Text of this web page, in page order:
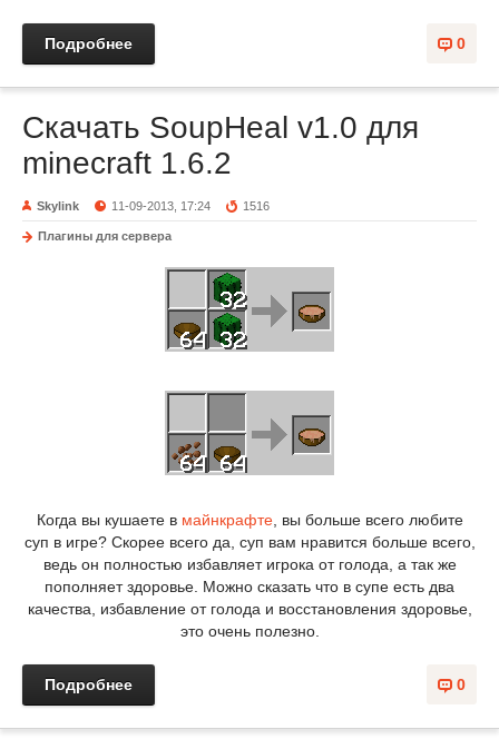
0
Подробнее
Скачать SoupHeal v1.0 для
minecraft 1.6.2
Skylink 11-09-2013, 17:24 1516
Плагины для сервера
Когда вы кушаете в майнкрафте, вы больше всего любите
суп в игре? Скорее всего да, суп вам нравится больше всего,
ведь он полностью избавляет игрока от голода, а так же
пополняет здоровье. Можно сказать что в супе есть два
качества, избавление от голода и восстановления здоровье,
это очень полезно.
0
Подробнее